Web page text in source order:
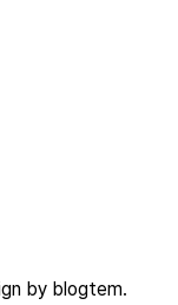
by blogtem.